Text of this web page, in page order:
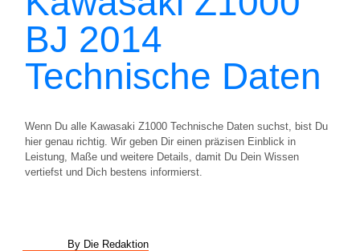
BJ 2014
Technische Daten
Wenn Du alle Kawasaki Z1000 Technische Daten suchst, bist Du
hier genau richtig. Wir geben Dir einen präzisen Einblick in
Leistung, Maße und weitere Details, damit Du Dein Wissen
vertiefst und Dich bestens informierst.
By Die Redaktion